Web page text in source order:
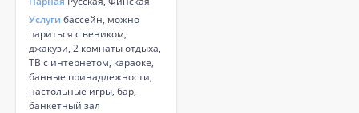
Услуги бассейн, можно
париться с веником,
джакузи, 2 комнаты отдыха,
ТВ с интернетом, караоке,
банные принадлежности,
настольные игры, бар,
банкетный зал